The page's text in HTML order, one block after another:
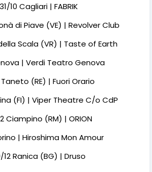
31/10 Cagliari | FABRIK
di Piave (VE) | Revolver Club
Scala (VR) | Taste of Earth
| Verdi Teatro Genova
Taneto (RE) | Fuori Orario
(FI) | Viper Theatre C/o CdP
Ciampino (RM) | ORION
| Hiroshima Mon Amour
12 Ranica (BG) | Druso